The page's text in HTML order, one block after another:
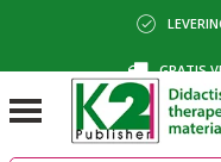
GRATIS
BETALING VIA